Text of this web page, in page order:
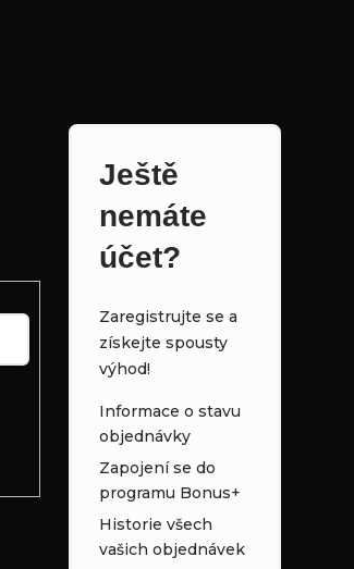
Ještě
nemáte
účet?
Zaregistrujte se a
získejte spousty
výhod!
Informace o stavu
objednávky
Zapojení se do
programu Bonus+
Historie všech
vašich objednávek